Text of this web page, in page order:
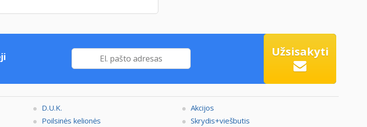
Užsisakyti
D.U.K.
Akcijos
Poilsinės kelionės Skrydis+viešbutis